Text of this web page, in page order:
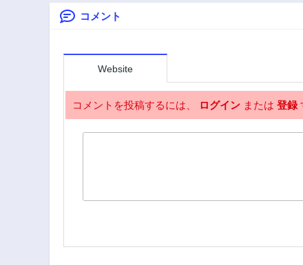
コメント
Website
コメントを投稿するには、 ログイン または 登録